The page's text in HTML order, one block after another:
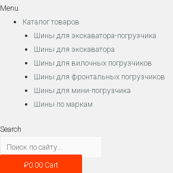
Menu
Каталог товаров
Шины для экскаватора-погрузчика
Шины для экскаватора
Шины для вилочных погрузчиков
Шины для фронтальных погрузчиков
Шины для мини-погрузчика
Шины по маркам
Search
₽0.00 Cart